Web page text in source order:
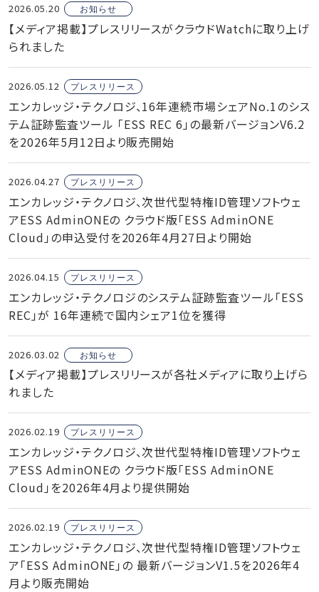
2026.05.20 お知らせ
【メディア掲載】プレスリリースがクラウドWatchに取り上げ
られました
2026.05.12 プレスリリース
エンカレッジ・テクノロジ、16年連続市場シェアNo.1のシス
テム証跡監査ツール 「ESS REC 6」の最新バージョンV6.2
を2026年5月12日より販売開始
2026.04.27 プレスリリース
エンカレッジ・テクノロジ、次世代型特権ID管理ソフトウェ
アESS AdminONEの クラウド版「ESS AdminONE
Cloud」の申込受付を2026年4月27日より開始
2026.04.15 プレスリリース
エンカレッジ・テクノロジのシステム証跡監査ツール「ESS
REC」が 16年連続で国内シェア1位を獲得
2026.03.02 お知らせ
【メディア掲載】プレスリリースが各社メディアに取り上げら
れました
2026.02.19 プレスリリース
エンカレッジ・テクノロジ、次世代型特権ID管理ソフトウェ
アESS AdminONEの クラウド版「ESS AdminONE
Cloud」を2026年4月より提供開始
2026.02.19 プレスリリース
エンカレッジ・テクノロジ、次世代型特権ID管理ソフトウェ
ア「ESS AdminONE」の 最新バージョンV1.5を2026年4
月より販売開始